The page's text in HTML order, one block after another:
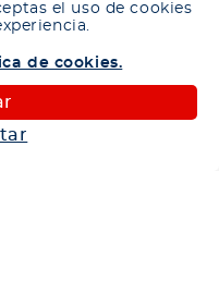
el uso de cookies
de cookies.
disponibles en tu zona